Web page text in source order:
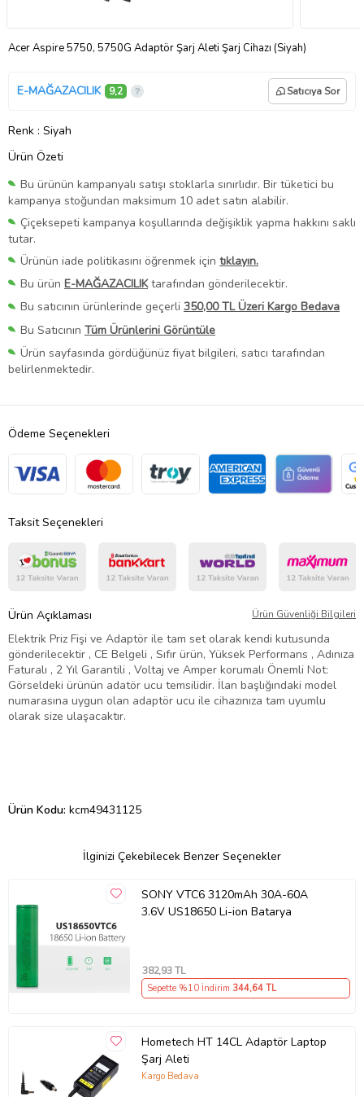
Acer Aspire 5750, 5750G Adaptör Şarj Aleti Şarj Cihazı (Siyah)
E-MAĞAZACILIK 9,2 Satıcıya Sor
Renk : Siyah
Ürün Özeti
Bu ürünün kampanyalı satışı stoklarla sınırlıdır. Bir tüketici bu
kampanya stoğundan maksimum 10 adet satın alabilir.
Çiçeksepeti kampanya koşullarında değişiklik yapma hakkını saklı
tutar.
Ürünün iade politikasını öğrenmek için tıklayın.
Bu ürün E-MAĞAZACILIKtarafından gönderilecektir.
Bu satıcının ürünlerinde geçerli 350,00 TL Üzeri Kargo Bedava
Bu Satıcının Tüm Ürünlerini Görüntüle
Ürün sayfasında gördüğünüz fiyat bilgileri, satıcı tarafından
belirlenmektedir.
Ödeme Seçenekleri
Taksit Seçenekleri
Ürün Açıklaması Ürün Güvenliği Bilgileri
Elektrik Priz Fişi ve Adaptör ile tam set olarak kendi kutusunda
gönderilecektir , CE Belgeli , Sıfır ürün, Yüksek Performans , Adınıza
Faturalı , 2 Yıl Garantili , Voltaj ve Amper korumalı Önemli Not:
Görseldeki ürünün adatör ucu temsilidir. İlan başlığındaki model
numarasına uygun olan adaptör ucu ile cihazınıza tam uyumlu
olarak size ulaşacaktır.
Ürün Kodu: kcm49431125
İlginizi Çekebilecek Benzer Seçenekler
SONY VTC6 3120mAh 30A-60A
3.6V US18650 Li-ion Batarya
382,93 TL
Sepette %10 İndirim 344,64 TL
Hometech HT 14CL Adaptör Laptop
Şarj Aleti
Kargo Bedava